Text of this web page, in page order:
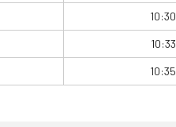
10:30
10:33
10:35